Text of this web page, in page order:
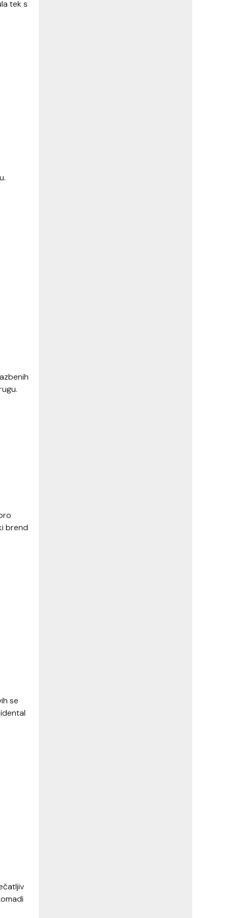
tek s
brend
se